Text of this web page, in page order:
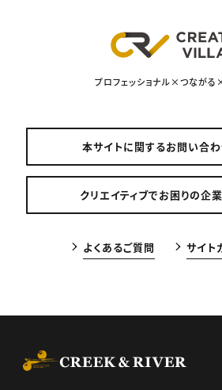
プロフェッショナル×つながる
本サイトに関するお問い合わ
クリエイティブでお困りの企
よくあるご質問 サイト